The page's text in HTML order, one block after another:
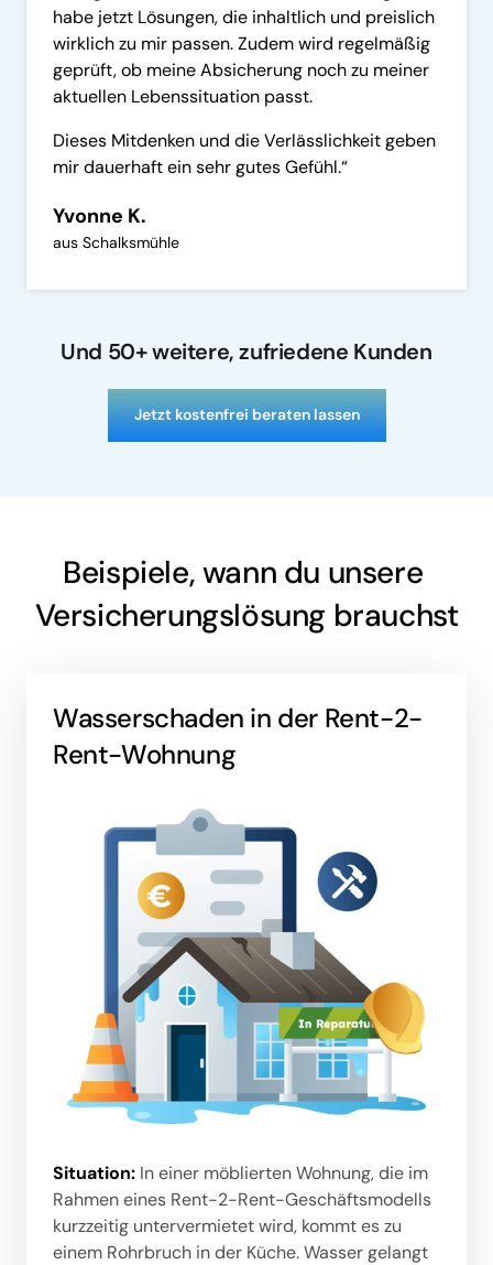
habe jetzt Lösungen, die inhaltlich und preislich
wirklich zu mir passen. Zudem wird regelmäßig
geprüft, ob meine Absicherung noch zu meiner
aktuellen Lebenssituation passt.
Dieses Mitdenken und die Verlässlichkeit geben
mir dauerhaft ein sehr gutes Gefühl.“
Yvonne K.
aus Schalksmühle
Und 50+ weitere, zufriedene Kunden
Jetzt kostenfrei beraten lassen
Beispiele, wann du unsere
Versicherungslösung brauchst
Wasserschaden in der Rent-2-
Rent-Wohnung
Situation: In einer möblierten Wohnung, die im
Rahmen eines Rent-2-Rent-Geschäftsmodells
kurzzeitig untervermietet wird, kommt es zu
einem Rohrbruch in der Küche. Wasser gelangt